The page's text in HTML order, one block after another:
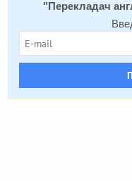
" Перекладач